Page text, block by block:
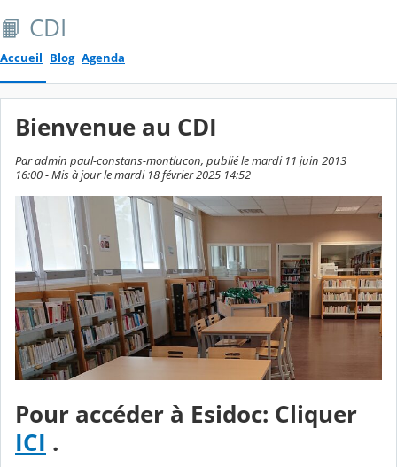
📙 CDI
Accueil Blog Agenda
Bienvenue au CDI
Par admin paul-constans-montlucon, publié le mardi 11 juin 2013
16:00 - Mis à jour le mardi 18 février 2025 14:52
Pour accéder à Esidoc: Cliquer
ICI .